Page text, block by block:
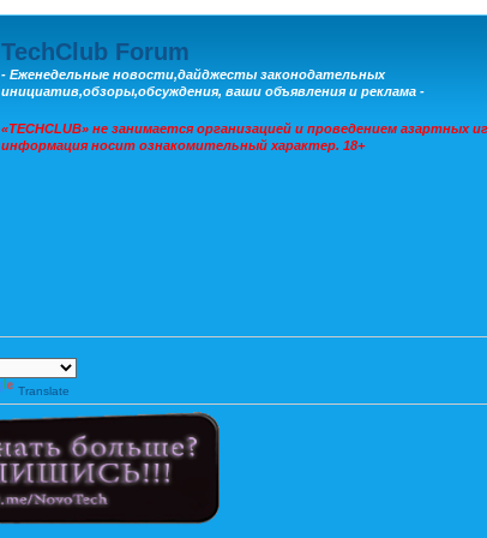
TechClub Forum
- Еженедельные новости,дайджесты законодательных
инициатив,обзоры,обсуждения, ваши объявления и реклама -
«TECHCLUB» не занимается организацией и проведением азартных
информация носит ознакомительный характер. 18+
Translate